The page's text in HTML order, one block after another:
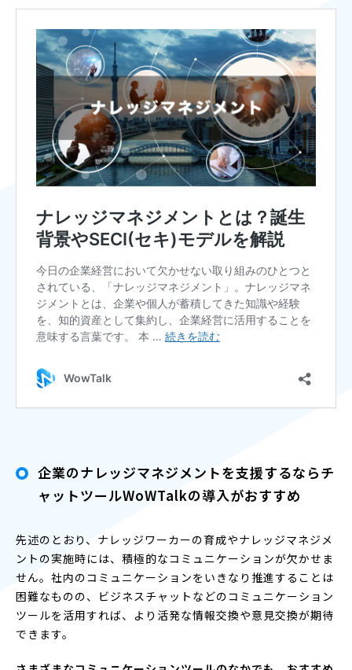
企業のナレッジマネジメントを支援するならチ
ャットツールWoWTalkの導入がおすすめ
先述のとおり、ナレッジワーカーの育成やナレッジマネジメ
ントの実施時には、積極的なコミュニケーションが欠かせま
せん。社内のコミュニケーションをいきなり推進することは
困難なものの、ビジネスチャットなどのコミュニケーション
ツールを活用すれば、より活発な情報交換や意見交換が期待
できます。